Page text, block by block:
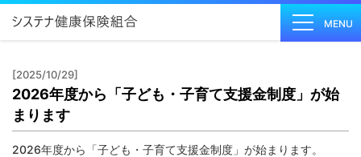
MENU
健保の
しくみ
Health
[2025/10/29]
2026年度から「子ども・子育て支援金制度」が始
まります
2026年度から「子ども・子育て支援金制度」が始まります。